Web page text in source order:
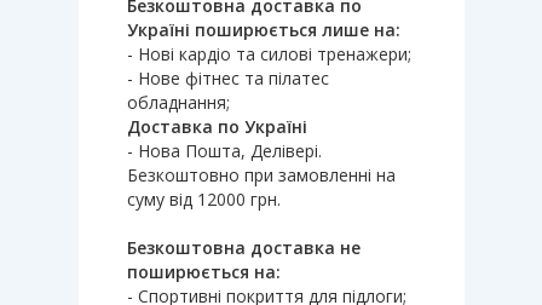
Безкоштовна доставка по
Україні поширюється лише на:
- Нові кардіо та силові тренажери;
- Нове фітнес та пілатес
обладнання;
Доставка по Україні
- Нова Пошта, Делівері.
Безкоштовно при замовленні на
суму від 12000 грн.
Безкоштовна доставка не
поширюється на:
- Спортивні покриття для підлоги;